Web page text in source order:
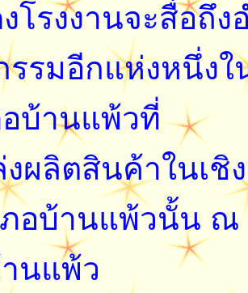
งานจะสื่อถึงอำ
รมอีกแห่งหนึ่ง
อบ้านแพ้วที่
งผลิตสินค้าในเ
ภอบ้านแพ้วนั้น ณ
นแพ้ว